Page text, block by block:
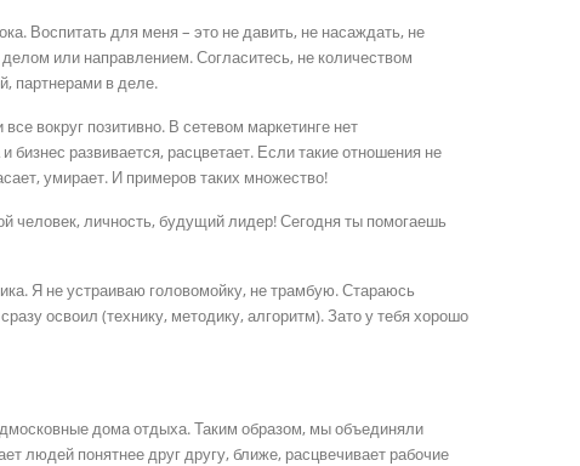
Воспитать для меня – это не давить, не насаждать, не
или направлением. Согласитесь, не количеством
партнерами в деле.
вокруг позитивно. В сетевом маркетинге нет
развивается, расцветает. Если такие отношения не
умирает. И примеров таких множество!
человек, личность, будущий лидер! Сегодня ты помогаешь
Я не устраиваю головомойку, не трамбую. Стараюсь
освоил (технику, методику, алгоритм). Зато у тебя хорошо
дома отдыха. Таким образом, мы объединяли
людей понятнее друг другу, ближе, расцвечивает рабочие